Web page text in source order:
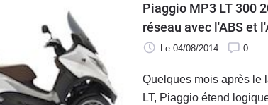
Piaggio MP3 LT 300
réseau avec l'ABS et
Le 04/08/2014 0
Quelques mois après le
LT, Piaggio étend